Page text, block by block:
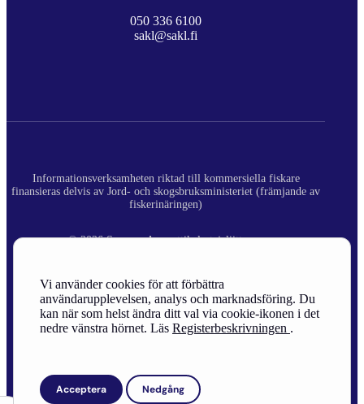
Vi använder cookies för att förbättra
användarupplevelsen, analys och marknadsföring. Du
kan när som helst ändra ditt val via cookie-ikonen i det
nedre vänstra hörnet. Läs Registerbeskrivningen .
Acceptera Nedgång
050 336 6100
sakl@sakl.fi
Informationsverksamheten riktad till kommersiella fiskare
finansieras delvis av Jord- och skogsbruksministeriet (främjande av
fiskerinäringen)
© 2026 Suomen Ammattikalastajaliitto ry.
Site Credits